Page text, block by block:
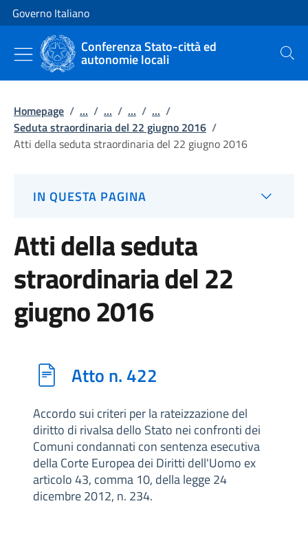
Vai al contenuto
Vai alla navigazione del sito
Governo Italiano
Conferenza Stato-città ed
autonomie locali Cerca
Homepage / ... / ... / ... / ... /
Seduta straordinaria del 22 giugno 2016 /
Atti della seduta straordinaria del 22 giugno 2016
IN QUESTA PAGINA
Atti della seduta
straordinaria del 22
giugno 2016
Atto n. 422
Accordo sui criteri per la rateizzazione del
diritto di rivalsa dello Stato nei confronti dei
Comuni condannati con sentenza esecutiva
della Corte Europea dei Diritti dell'Uomo ex
articolo 43, comma 10, della legge 24
dicembre 2012, n. 234.